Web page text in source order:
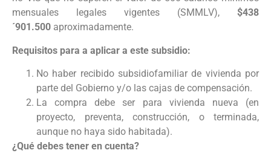
mensuales legales vigentes (SMMLV), $438
´901.500 aproximadamente.
Requisitos para a aplicar a este subsidio:
No haber recibido subsidiofamiliar de vivienda por
parte del Gobierno y/o las cajas de compensación.
La compra debe ser para vivienda nueva (en
proyecto, preventa, construcción, o terminada,
aunque no haya sido habitada).
¿Qué debes tener en cuenta?